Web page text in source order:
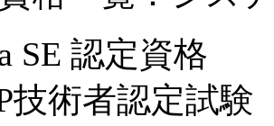
SE 認定資格
技術者認定試験